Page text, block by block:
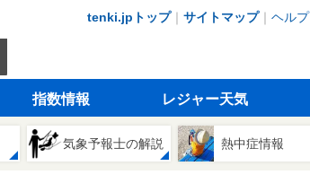
tenki.jpトップ｜ サイトマップ｜ ヘルプ
指数情報 レジャー天気
気象予報士の解説 熱中症情報